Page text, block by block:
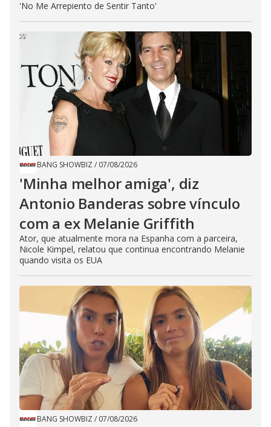
'No Me Arrepiento de Sentir Tanto'
BANG SHOWBIZ / 07/08/2026
'Minha melhor amiga', diz
Antonio Banderas sobre vínculo
com a ex Melanie Griffith
Ator, que atualmente mora na Espanha com a parceira,
Nicole Kimpel, relatou que continua encontrando Melanie
quando visita os EUA
BANG SHOWBIZ / 07/08/2026